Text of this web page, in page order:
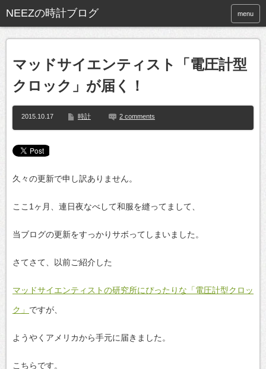
NEEZの時計ブログ menu
マッドサイエンティスト「電圧計型
クロック」が届く！
2015.10.17 時計 2 comments
久々の更新で申し訳ありません。
ここ1ヶ月、連日夜なべして和服を縫ってまして、
当ブログの更新をすっかりサボってしまいました。
さてさて、以前ご紹介した
マッドサイエンティストの研究所にぴったりな「電圧計型クロッ
ク」 ですが、
ようやくアメリカから手元に届きました。
こちらです。